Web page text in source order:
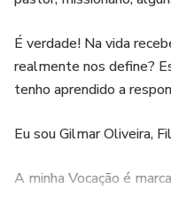
É verdade! Na vida
realmente nos define?
tenho aprendido a
Eu sou Gilmar Oliveira,
A minha Vocação é